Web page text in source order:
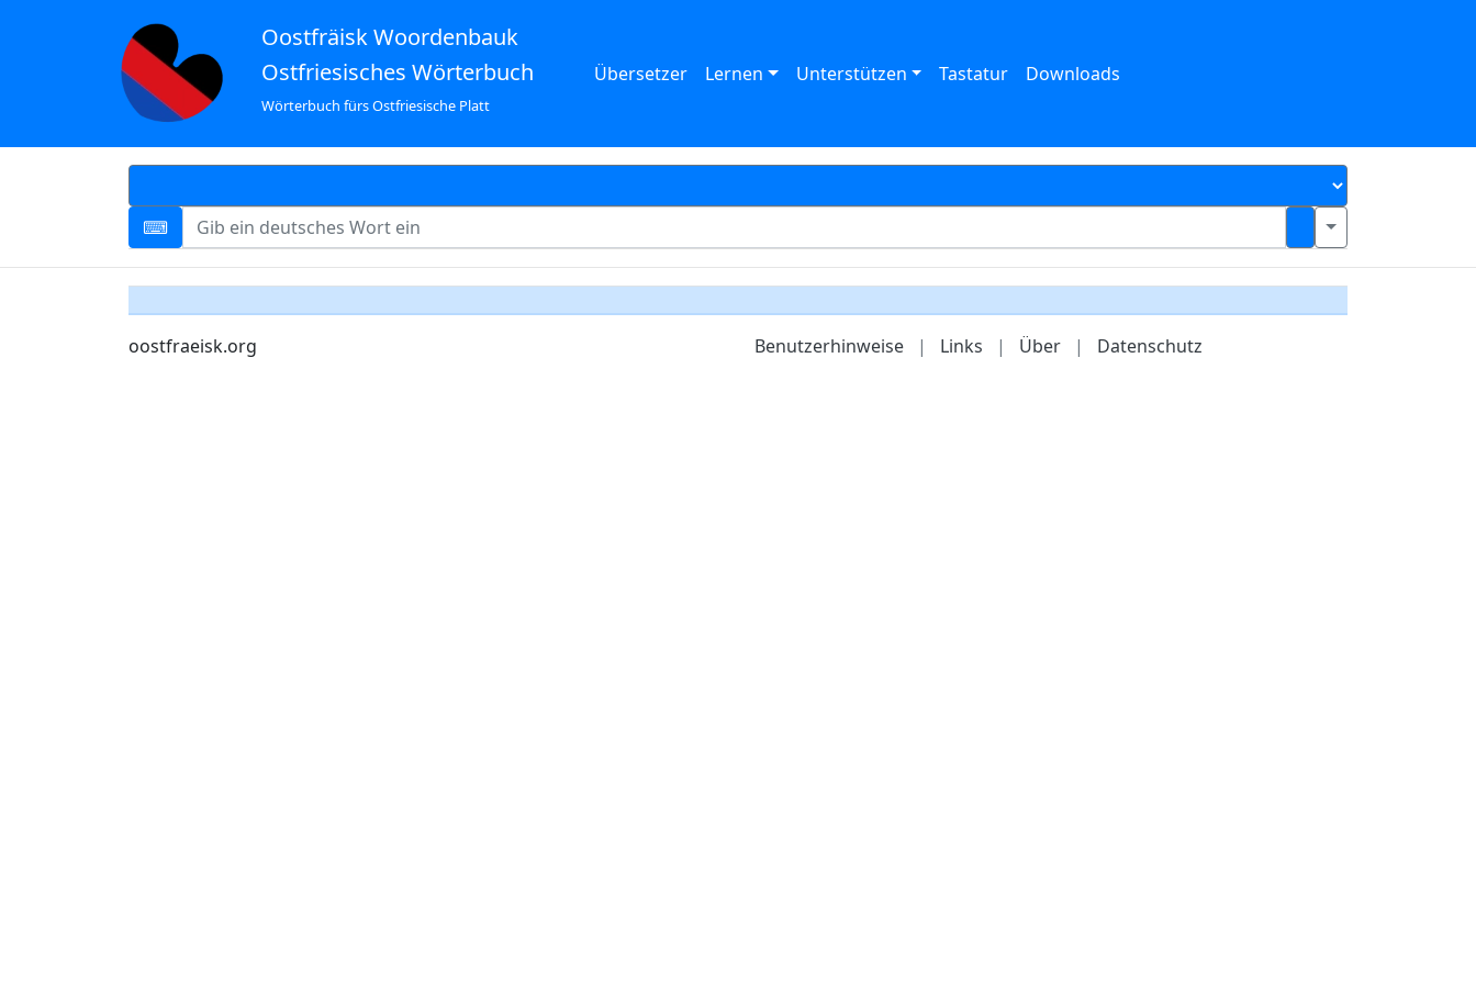
Oostfräisk Woordenbauk
Ostfriesisches Wörterbuch
Wörterbuch fürs Ostfriesische Platt
Übersetzer Lernen Unterstützen Tastatur Downloads
oostfraeisk.org Benutzerhinweise | Links | Über | Datenschutz